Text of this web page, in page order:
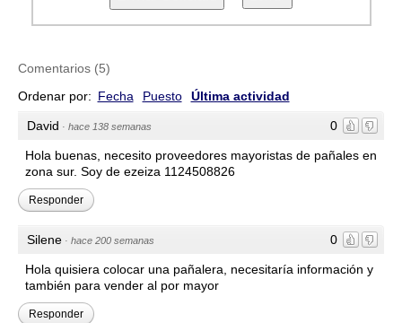
Comentarios(5)
Ordenar por: Fecha Puesto Última actividad
0
David · hace 138 semanas
Hola buenas, necesito proveedores mayoristas de pañales en
zona sur. Soy de ezeiza 1124508826
Responder
0
Silene · hace 200 semanas
Hola quisiera colocar una pañalera, necesitaría información y
también para vender al por mayor
Responder